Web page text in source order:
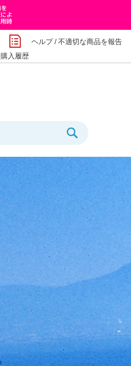
購入履歴
ヘルプ/不適切な商品を報告